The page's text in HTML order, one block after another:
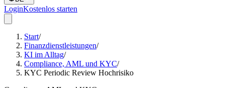
LoginKostenlos starten
Start/
Finanzdienstleistungen/
KI im Alltag/
Compliance, AML und KYC/
KYC Periodic Review Hochrisiko